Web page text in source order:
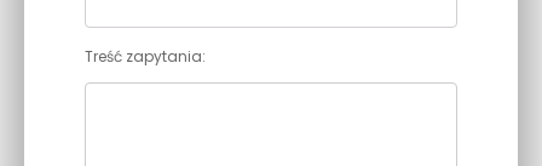
Treść zapytania: